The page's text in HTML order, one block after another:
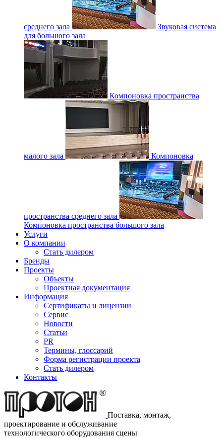
среднего зала
Звуковая система
для большого зала
Компоновка пространства
малого зала Компоновка
пространства среднего зала
Компоновка пространства большого зала
Услуги
О компании
Стать дилером
Бренды
Проекты
Объекты
Проектная документация
Информация
Сертификаты и лицензии
Сервис
Новости
Статьи
PR
Термины, глоссарий
Форма регистрации проекта
Стать дилером
Контакты
Поставка, монтаж,
проектирование и обслуживание
технологического оборудования сцены